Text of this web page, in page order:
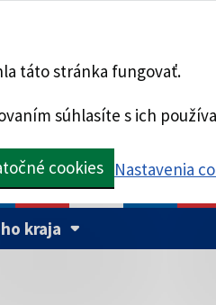
táto stránka fungovať.
súhlasíte s ich
cookies Nastavenia
kraja